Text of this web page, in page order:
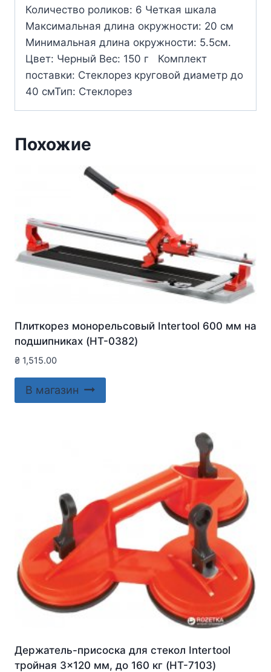
Количество роликов: 6 Четкая шкала
Максимальная длина окружности: 20 см
Минимальная длина окружности: 5.5см.
Цвет: Черный Вес: 150 г Комплект
поставки: Стеклорез круговой диаметр до
40 смТип: Стеклорез
Похожие
Плиткорез монорельсовый Intertool 600 мм на
подшипниках (HT-0382)
₴ 1,515.00
В магазин
Держатель-присоска для стекол Intertool
тройная 3×120 мм, до 160 кг (HT-7103)